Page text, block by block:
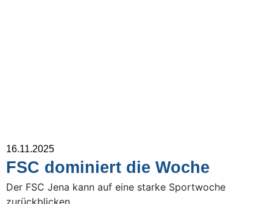
16.11.2025
FSC dominiert die Woche
Der FSC Jena kann auf eine starke Sportwoche